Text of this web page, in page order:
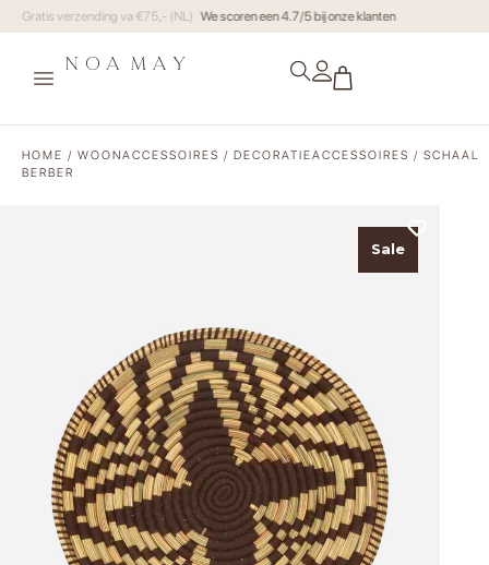
Gratis verzending va €75,- (NL)
HOME / WOONACCESSOIRES / DECORATIEACCESSOIRES / SCHAAL
BERBER
Sale